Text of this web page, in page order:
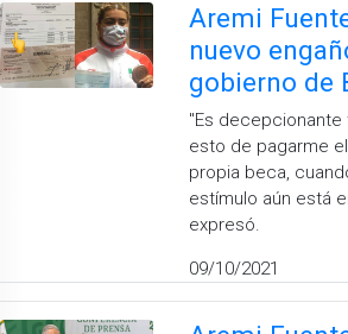
Aremi
nuevo
gobierno de
"Es
esto de pagarme
propia beca,
estímulo aún está
expresó.
09/10/2021